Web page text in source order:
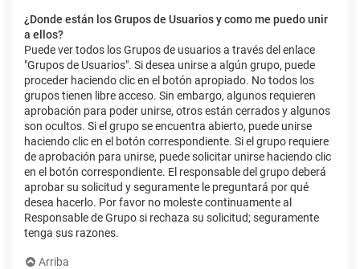
¿Donde están los Grupos de Usuarios y como me puedo unir
a ellos?
Puede ver todos los Grupos de usuarios a través del enlace
"Grupos de Usuarios". Si desea unirse a algún grupo, puede
proceder haciendo clic en el botón apropiado. No todos los
grupos tienen libre acceso. Sin embargo, algunos requieren
aprobación para poder unirse, otros están cerrados y algunos
son ocultos. Si el grupo se encuentra abierto, puede unirse
haciendo clic en el botón correspondiente. Si el grupo requiere
de aprobación para unirse, puede solicitar unirse haciendo clic
en el botón correspondiente. El responsable del grupo deberá
aprobar su solicitud y seguramente le preguntará por qué
desea hacerlo. Por favor no moleste continuamente al
Responsable de Grupo si rechaza su solicitud; seguramente
tenga sus razones.
Arriba